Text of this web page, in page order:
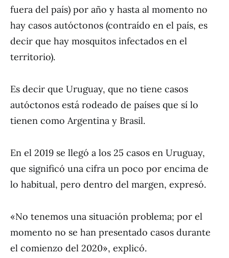
fuera del país) por año y hasta al momento no
hay casos autóctonos (contraído en el país, es
decir que hay mosquitos infectados en el
territorio).
Es decir que Uruguay, que no tiene casos
autóctonos está rodeado de países que sí lo
tienen como Argentina y Brasil.
En el 2019 se llegó a los 25 casos en Uruguay,
que significó una cifra un poco por encima de
lo habitual, pero dentro del margen, expresó.
«No tenemos una situación problema; por el
momento no se han presentado casos durante
el comienzo del 2020», explicó.